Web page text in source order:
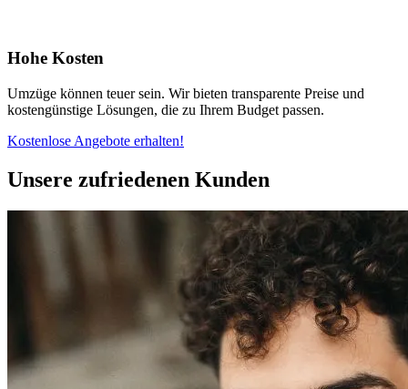
Hohe Kosten
Umzüge können teuer sein. Wir bieten transparente Preise und
kostengünstige Lösungen, die zu Ihrem Budget passen.
Kostenlose Angebote erhalten!
Unsere zufriedenen Kunden